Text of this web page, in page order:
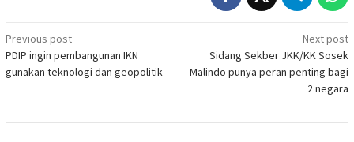
Post
navigation
Previous post
PDIP ingin pembangunan IKN
gunakan teknologi dan geopolitik
Next post
Sidang Sekber JKK/KK Sosek
Malindo punya peran penting bagi
2 negara